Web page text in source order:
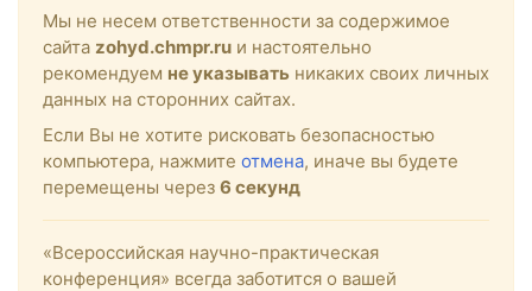
Мы не несем ответственности за содержимое
сайта zohyd.chmpr.ru и настоятельно
рекомендуем не указывать никаких своих личных
данных на сторонних сайтах.
Если Вы не хотите рисковать безопасностью
компьютера, нажмите отмена, иначе вы будете
перемещены через 6 секунд
«Всероссийская научно-практическая
конференция» всегда заботится о вашей